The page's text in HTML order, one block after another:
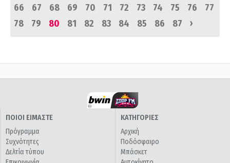
66
67 68 69 70 71 72 73 74 75 76
77
78
79 80 81 82 83 84 85 86 87 ›
ΠΟΙΟΙ ΕΙΜΑΣΤΕ
Πρόγραμμα
Συχνότητες
Δελτία τύπου
ΚΑΤΗΓΟΡΙΕΣ
Αρχική
Ποδόσφαιρο
Μπάσκετ